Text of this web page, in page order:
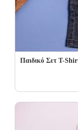
Παιδικό Σετ T-